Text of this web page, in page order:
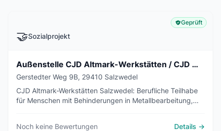
🤝Sozialprojekt
Geprüft
Außenstelle CJD Altmark-Werkstätten / CJD Wäscherei
Gerstedter Weg 9B, 29410 Salzwedel
CJD Altmark-Werkstätten Salzwedel: Berufliche Teilhabe
für Menschen mit Behinderungen in Metallbearbeitung,
Noch keine Bewertungen
Details →